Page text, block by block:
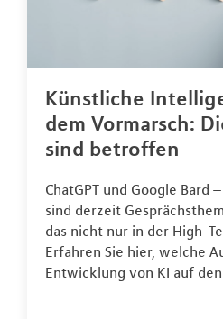
Künstliche
dem Vormarsch:
sind betroffen
ChatGPT und Google Bard
sind derzeit
das nicht nur in der High-
Erfahren Sie hier, welche
Entwicklung von KI auf